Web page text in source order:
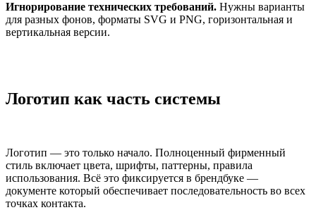
Игнорирование технических требований. Нужны варианты
для разных фонов, форматы SVG и PNG, горизонтальная и
вертикальная версии.
Логотип как часть системы
Логотип — это только начало. Полноценный фирменный
стиль включает цвета, шрифты, паттерны, правила
использования. Всё это фиксируется в брендбуке —
документе который обеспечивает последовательность во всех
точках контакта.